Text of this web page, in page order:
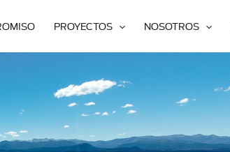
PROYECTOS NOSOTROS